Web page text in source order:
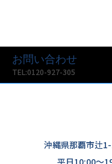
お問い合わせ
TEL:0120-927-305
沖縄県那覇市辻